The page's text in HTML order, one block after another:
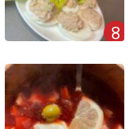
8